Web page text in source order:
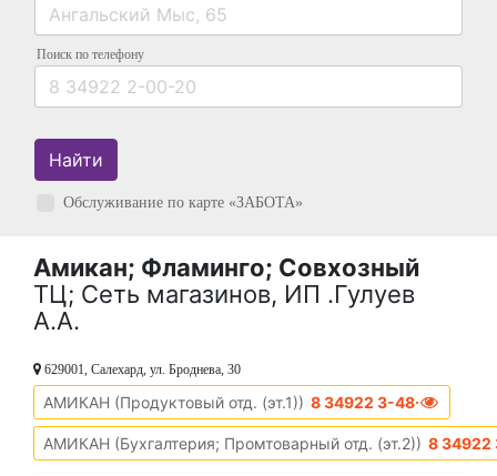
Поиск по телефону
Найти
Обслуживание по карте «ЗАБОТА»
Амикан; Фламинго; Совхозный
ТЦ; Сеть магазинов, ИП .Гулуев
А.А.
629001, Салехард, ул. Броднева, 30
АМИКАН (Продуктовый отд. (эт.1)) 8 34922 3-48-51
АМИКАН (Бухгалтерия; Промтоварный отд. (эт.2)) 8